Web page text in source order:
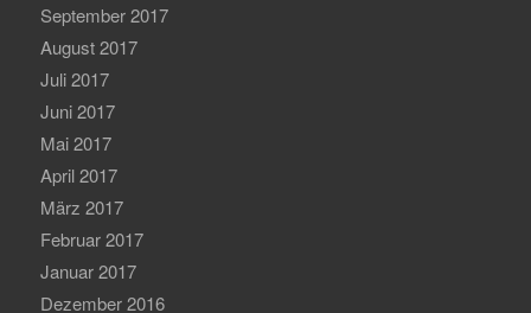
September 2017
August 2017
Juli 2017
Juni 2017
Mai 2017
April 2017
März 2017
Februar 2017
Januar 2017
Dezember 2016